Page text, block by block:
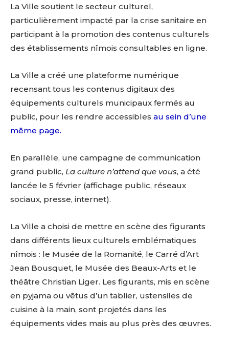
La Ville soutient le secteur culturel,
particulièrement impacté par la crise sanitaire en
participant à la promotion des contenus culturels
des établissements nîmois consultables en ligne.
La Ville a créé une plateforme numérique
recensant tous les contenus digitaux des
équipements culturels municipaux fermés au
public, pour les rendre accessibles au sein d’une
même page.
En parallèle, une campagne de communication
grand public, La culture n’attend que vous, a été
lancée le 5 février (affichage public, réseaux
sociaux, presse, internet).
La Ville a choisi de mettre en scène des figurants
dans différents lieux culturels emblématiques
nîmois : le Musée de la Romanité, le Carré d’Art
Jean Bousquet, le Musée des Beaux-Arts et le
théâtre Christian Liger. Les figurants, mis en scène
en pyjama ou vêtus d’un tablier, ustensiles de
cuisine à la main, sont projetés dans les
équipements vides mais au plus près des œuvres.